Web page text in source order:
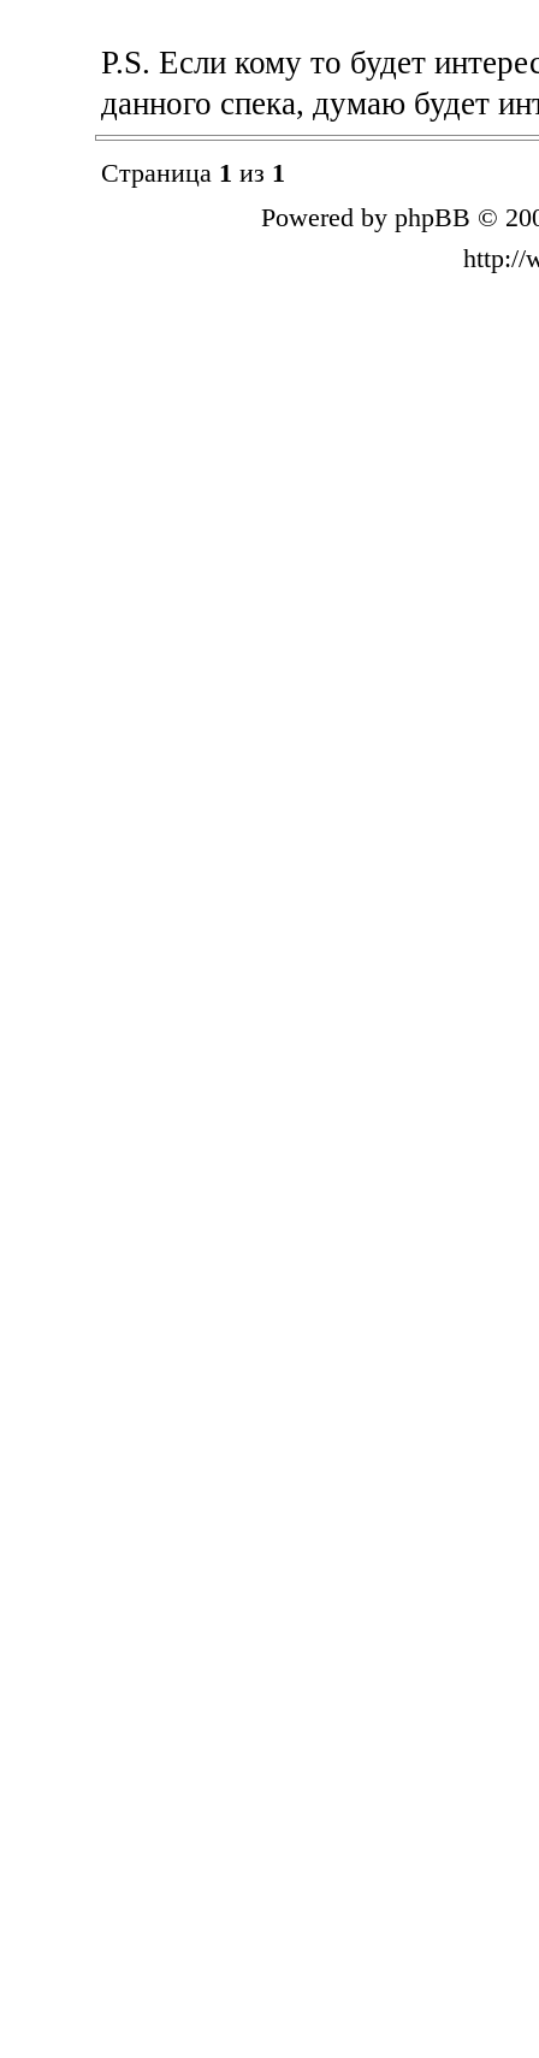
P.S. Если кому то будет
данного спека, думаю будет
Страница 1 из 1
Powered by phpBB ©
http://